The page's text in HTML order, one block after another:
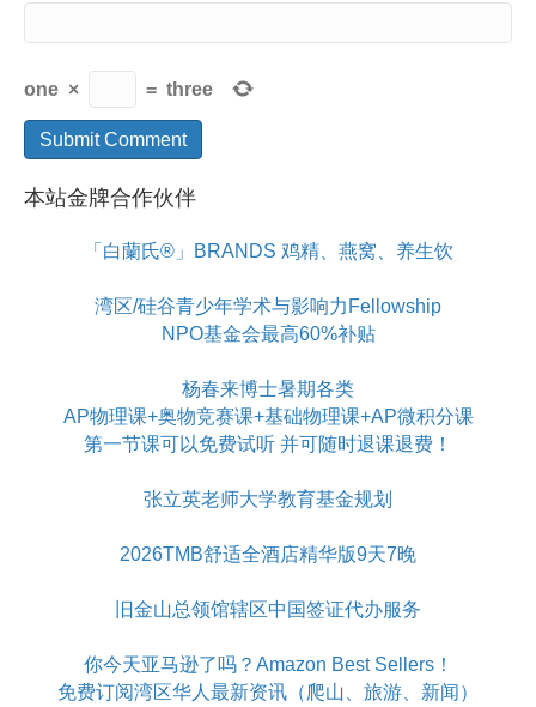
one × = three
本站金牌合作伙伴
「白蘭氏®」BRANDS 鸡精、燕窝、养生饮
湾区/硅谷青少年学术与影响力Fellowship
NPO基金会最高60%补贴
杨春来博士暑期各类
AP物理课+奥物竞赛课+基础物理课+AP微积分课
第一节课可以免费试听 并可随时退课退费！
张立英老师大学教育基金规划
2026TMB舒适全酒店精华版9天7晚
旧金山总领馆辖区中国签证代办服务
你今天亚马逊了吗？Amazon Best Sellers！
免费订阅湾区华人最新资讯（爬山、旅游、新闻）